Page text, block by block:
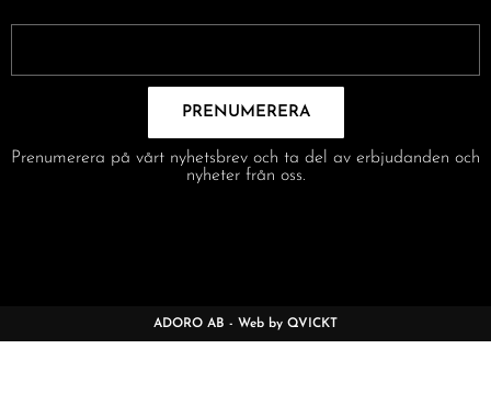
PRENUMERERA
Prenumerera på vårt nyhetsbrev och ta del av erbjudanden och
nyheter från oss.
ADORO AB - Web by QVICKT